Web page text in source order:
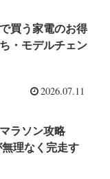
買う家電のお得
・モデルチェン
2026.07.11
ラソン攻略
理なく完走す